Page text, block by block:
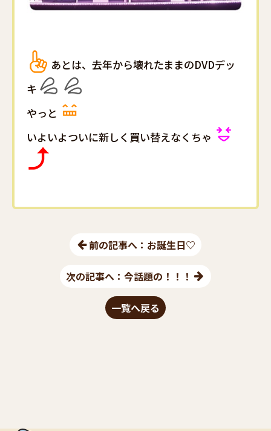
️あとは、去年から壊れたままのDVDデッ
キ
やっと
いよいよついに新しく買い替えなくちゃ
前の記事へ：お誕生日♡
一覧へ戻る
次の記事へ：今話題の！！！